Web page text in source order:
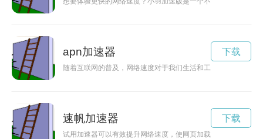
apn加速器
随着互联网的普及，网络速度对于我们生活和工作的重要性不
下载
速帆加速器
试用加速器可以有效提升网络速度，使网页加载更快、视频播
下载